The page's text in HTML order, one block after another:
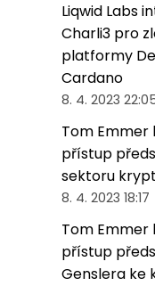
Liqwid Labs
Charli3 pro
platformy
Cardano
8. 4. 2023
Tom Emmer
přístup
sektoru
8. 4. 2023 18:17
Tom Emmer
přístup
Genslera ke